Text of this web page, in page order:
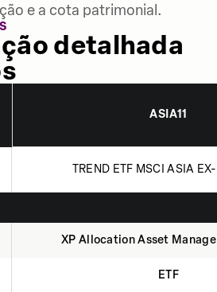
e a cota patrimonial.
detalhada
ASIA11
TREND ETF MSCI ASIA
XP Allocation Asset
ETF